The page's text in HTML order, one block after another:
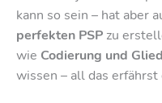
kann so sein – hat aber
perfekten PSP zu
wie Codierung und
wissen – all das